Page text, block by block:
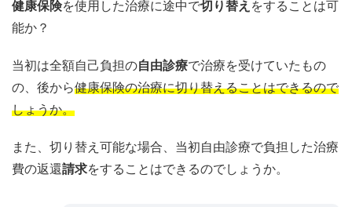
健康保険を使用した治療に途中で切り替え をすることは可
能か？
当初は全額自己負担の自由診療で治療を受けていたもの
の、後から健康保険の治療に切り替えることはできるので
しょうか。
また、切り替え可能な場合、当初自由診療で負担した治療
費の返還請求をすることはできるのでしょうか。